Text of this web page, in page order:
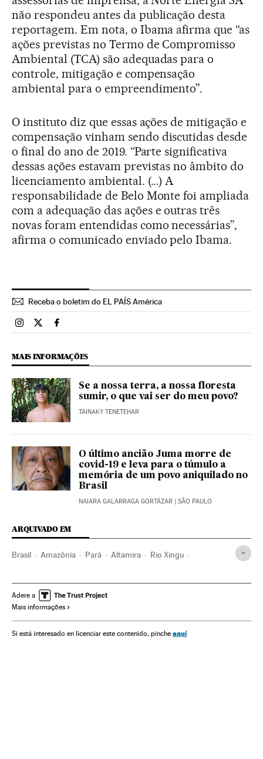
não respondeu antes da publicação desta
reportagem. Em nota, o Ibama afirma que “as
ações previstas no Termo de Compromisso
Ambiental (TCA) são adequadas para o
controle, mitigação e compensação
ambiental para o empreendimento”.
O instituto diz que essas ações de mitigação e
compensação vinham sendo discutidas desde
o final do ano de 2019. “Parte significativa
dessas ações estavam previstas no âmbito do
licenciamento ambiental. (...) A
responsabilidade de Belo Monte foi ampliada
com a adequação das ações e outras três
novas foram entendidas como necessárias”,
afirma o comunicado enviado pelo Ibama.
Receba o boletim do EL PAÍS América
Brasil El País Brasil en Instagram
Brasil El País Brasil en Twitter
Brasil El País Brasil en Facebook
MAIS INFORMAÇÕES
Se a nossa terra, a nossa floresta
sumir, o que vai ser do meu povo?
TAINAKY TENETEHAR
O último ancião Juma morre de
covid-19 e leva para o túmulo a
memória de um povo aniquilado no
Brasil
NAIARA GALARRAGA GORTÁZAR | SÃO PAULO
ARQUIVADO EM
Brasil Amazônia Pará Altamira Rio Xingu
Acordo Mercosul-UE Ecologia
Usina Hidrelétrica Belo Monte
Ibama Norte Energia
Adere a
Mais informações
Si está interesado en licenciar este contenido, pinche aquí